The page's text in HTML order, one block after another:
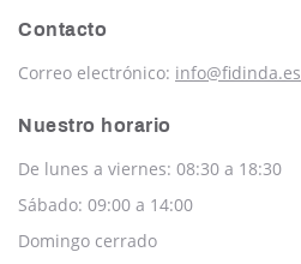
Contacto
Correo electrónico: info@fidinda.es
Nuestro horario
De lunes a viernes: 08:30 a 18:30
Sábado: 09:00 a 14:00
Domingo cerrado